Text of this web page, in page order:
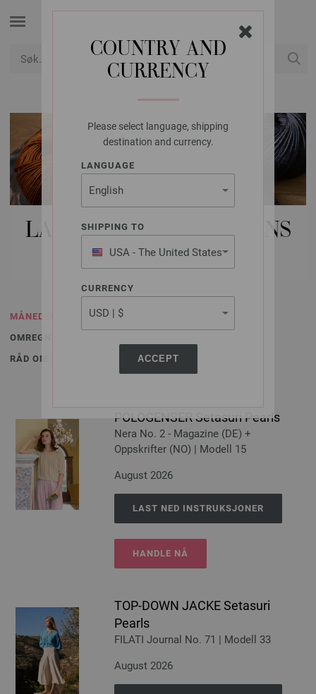
COUNTRY AND
CURRENCY
Please select language, shipping
destination and currency.
LANGUAGE
SHIPPING TO
USA - The United States
of America
CURRENCY
ACCEPT
LANA GROSSA MÅNEDENS
MODELL
MÅNEDENS MODELL
OMREGNING
RÅD OM STELL
POLOGENSER Setasuri Pearls
Nera No. 2 - Magazine (DE) +
Oppskrifter (NO) | Modell 15
August 2026
LAST NED INSTRUKSJONER
HANDLE NÅ
TOP-DOWN JACKE Setasuri
Pearls
FILATI Journal No. 71 | Modell 33
August 2026